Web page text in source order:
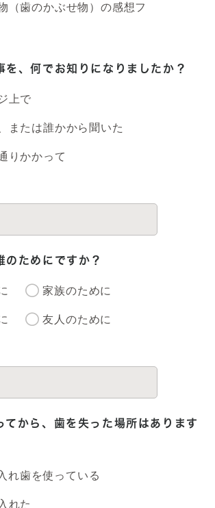
（歯のかぶせ物）の感想フ
を、何でお知りになりましたか？
上で
または誰かから聞いた
りかかって
のためにですか？
家族のために
友人のために
てから、歯を失った場所はあります
れ歯を使っている
れた